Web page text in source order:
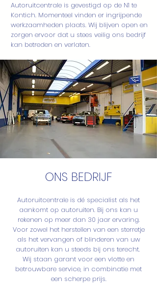
Autoruitcentrale is gevestigd op de N1 te
Kontich. Momenteel vinden er ingrijpende
werkzaamheden plaats. Wij blijven open en
zorgen ervoor dat u stees veilig ons bedrijf
kan betreden en verlaten.
ONS BEDRIJF
Autoruitcentrale is dé specialist als het
aankomt op autoruiten. Bij ons kan u
rekenen op meer dan 30 jaar ervaring.
Voor zowel het herstellen van een sterretje
als het vervangen of blinderen van uw
autoruiten kan u steeds bij ons terecht.
Wij staan garant voor een vlotte en
betrouwbare service, in combinatie met
een scherpe prijs.